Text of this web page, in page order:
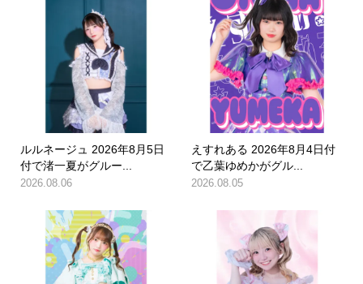
ルルネージュ 2026年8月5日
付で渚一夏がグルー...
2026.08.06
えすれある 2026年8月4日付
で乙葉ゆめかがグル...
2026.08.05